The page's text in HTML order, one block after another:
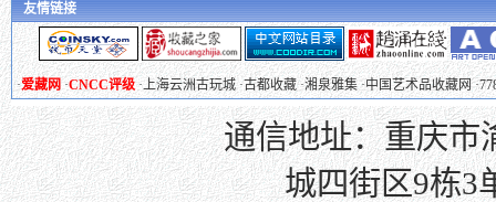
友情链接
·爱藏网 ·CNCC评级·上海云洲古玩城 ·古都收藏·湘泉雅集 ·中国艺术品收藏网·
通信地址：重庆市
城四街区9栋3